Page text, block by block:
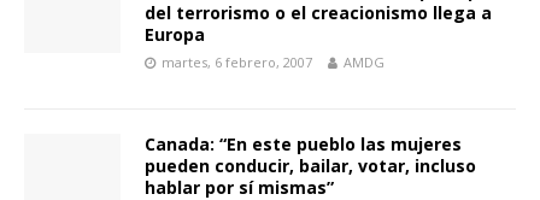
del terrorismo o el creacionismo llega a
Europa
martes, 6 febrero, 2007 AMDG
Canada: “En este pueblo las mujeres
pueden conducir, bailar, votar, incluso
hablar por sí mismas”